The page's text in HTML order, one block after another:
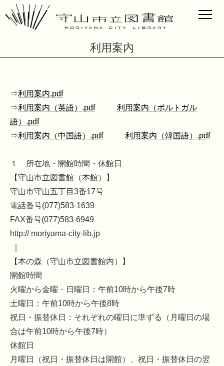
利用案内
⇒利用案内.pdf
⇒利用案内（英語）.pdf
利用案内（ポルトガル
語）.pdf
⇒利用案内（中国語）.pdf 利用案内（韓国語）.pdf
１ 所在地・開館時間・休館日
【守山市立図書館（本館）】
守山市守山五丁目3番17号
電話番号(077)583-1639
FAX番号(077)583-6949
http:// moriyama-city-lib.jp
【本の森（守山市立図書館内）】
開館時間
火曜から金曜・日曜日：午前10時から午後7時
土曜日：午前10時から午後8時
祝日・振替休日：それぞれの曜日に準ずる（月曜日の場
合は午前10時から午後7時）
休館日
月曜日（祝日・振替休日は開館）、祝日・振替休日の翌